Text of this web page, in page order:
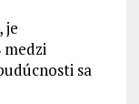
je
medzi
sa